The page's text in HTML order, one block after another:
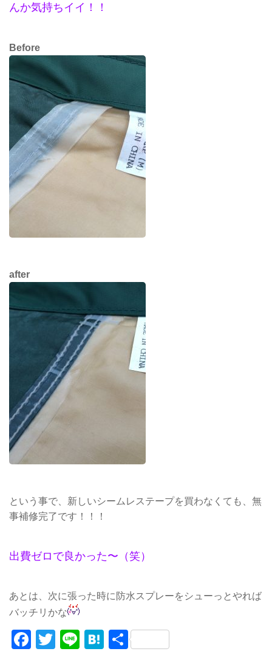
んか気持ちイイ！！
Before
after
という事で、新しいシームレステープを買わなくても、無
事補修完了です！！！
出費ゼロで良かった〜（笑）
あとは、次に張った時に防水スプレーをシューっとやれば
バッチリかな
Facebook
Twitter
LineHatena
共